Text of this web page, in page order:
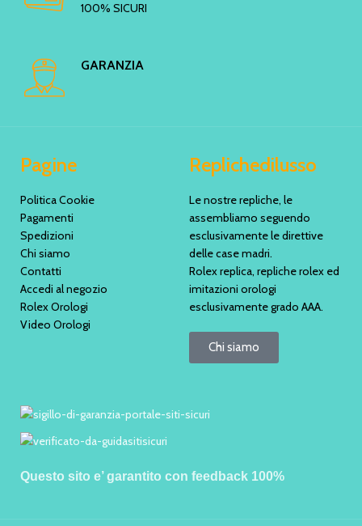
100% SICURI
GARANZIA
Pagine
Politica Cookie
Pagamenti
Spedizioni
Chi siamo
Contatti
Accedi al negozio
Rolex Orologi
Video Orologi
Replichedilusso
Le nostre repliche, le
assembliamo seguendo
esclusivamente le direttive
delle case madri.
Rolex replica, repliche rolex ed
imitazioni orologi
esclusivamente grado AAA.
Chi siamo
Questo sito e’ garantito con feedback 100%